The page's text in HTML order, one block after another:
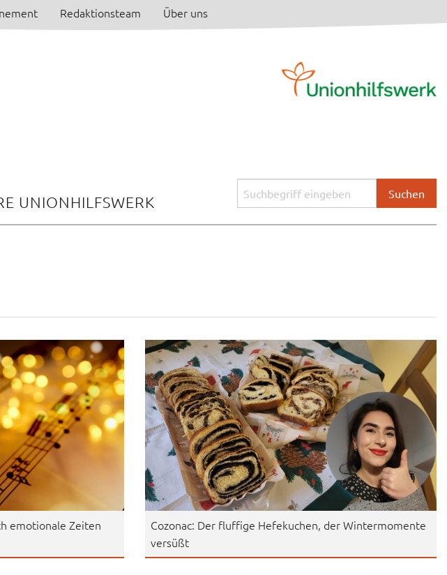
Redaktionsteam Über uns
UNIONHILFSWERK
emotionale Zeiten
Cozonac: Der fluffige Hefekuchen, der Wintermomente
versüßt